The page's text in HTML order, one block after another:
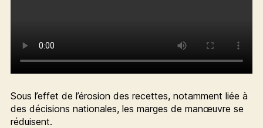
Sous l’effet de l’érosion des recettes, notamment liée à
des décisions nationales, les marges de manœuvre se
réduisent.